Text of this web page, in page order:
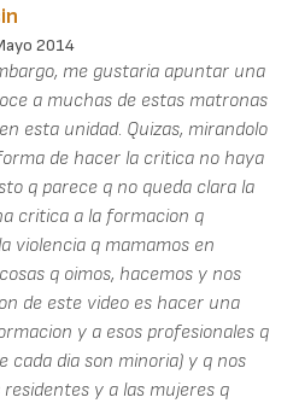
2014
me gustaria apuntar una
a muchas de estas matronas
esta unidad. Quizas, mirandolo
de hacer la critica no haya
q parece q no queda clara la
critica a la formacion q
violencia q mamamos en
q oimos, hacemos y nos
de este video es hacer una
y a esos profesionales q
cada dia son minoria) y q nos
y a las mujeres q